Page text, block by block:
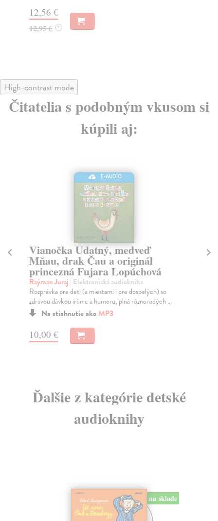
12,56 €
12,95 € ?
High-contrast mode
Čitatelia s podobným vkusom si
kúpili aj:
E-AUDIO
Vianočka Udatný, medveď
Mňau, drak Čau a originál
princezná Fujara Lopúchová
Raýman Juraj | Elektronická audiokniha
Rozprávka pre deti (a miestami i pre dospelých) so
zdravou dávkou irónie a humoru, plná rôznorodých ...
Na stiahnutie akoMP3
10,00 €
Ďalšie z kategórie detské
audioknihy
na sklade